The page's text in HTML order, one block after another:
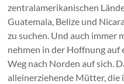
zentralamerikanischen
Guatemala, Belize und
zu suchen. Und auch immer
nehmen in der Hoffnung auf
Weg nach Norden auf sich.
alleinerziehende Mütter, die